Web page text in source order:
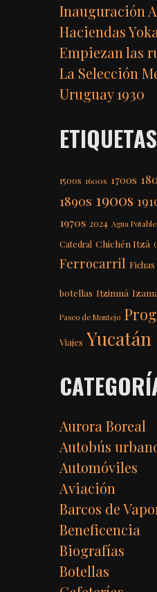
Inauguración
Haciendas
Empiezan las
La Selección
Uruguay 1930
1500s 1600s 1700s
1890s 1900s
1970s 2024 Agua Potable
Catedral Chichén Itzá
Ferrocarril
botellas Itzimná
Paseo de Montejo
Viajes Yucatán
Aurora Boreal
Autobús
Automóviles
Aviación
Barcos de
Beneficencia
Biografías
Botellas